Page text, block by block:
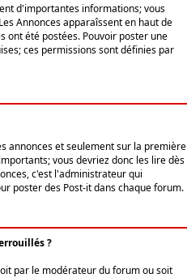
d'importantes informations; vous
Annonces apparaîssent en haut de
ont été postées. Pouvoir poster une
ces permissions sont définies par
annonces et seulement sur la première
vous devriez donc les lire dès
c'est l'administrateur qui
poster des Post-it dans chaque forum.
?
par le modérateur du forum ou soit